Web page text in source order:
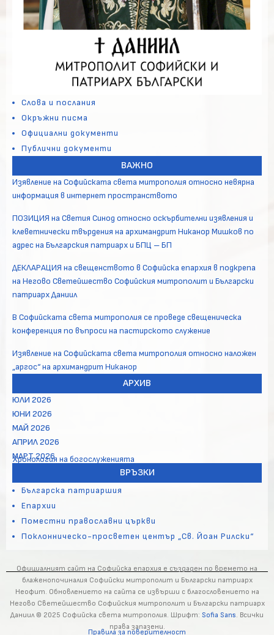
Слова и послания
Окръжни писма
Официални документи
Публични документи
ВАЖНО
Изявление на Софийската света митрополия относно невярна
информация в интернет пространството
ПОЗИЦИЯ на Светия Синод относно оскърбителни изявления и
клеветнически твърдения на архимандрит Никанор Мишков по
адрес на Българския патриарх и БПЦ – БП
ДЕКЛАРАЦИЯ на свещенството в Софийска епархия в подкрепа
на Негово Светейшество Софийския митрополит и Български
патриарх Даниил
В Софийската света митрополия се проведе свещеническа
конференция по въпроси на пастирското служение
Изявление на Софийската света митрополия относно наложен
„аргос“ на архимандрит Никанор
АРХИВ
ЮЛИ 2026
ЮНИ 2026
МАЙ 2026
АПРИЛ 2026
МАРТ 2026
Хронология на богослуженията
ВРЪЗКИ
Българска патриаршия
Епархии
Поместни православни църкви
Поклонническо-просветен център „Св. Йоан Рилски“
Официалният сайт на Софийска епархия е създаден по времето на
блаженопочиналия Софийски митрополит и Български патриарх
Неофит. Обновлението на сайта се извърши с благословението на
Негово Светейшество Софийския митрополит и Български патриарх
Даниил © 2025 Софийска света митрополия. Шрифт: Sofia Sans. Всички
права запазени.
Правила за поверителност